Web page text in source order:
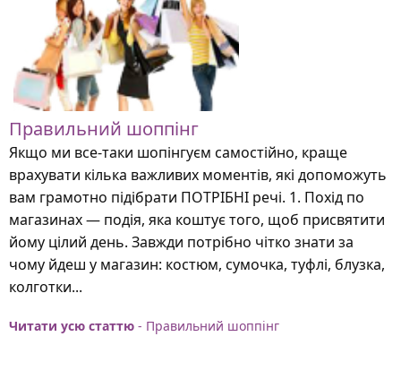
Правильний шоппінг
Якщо ми все-таки шопінгуєм самостійно, краще
врахувати кілька важливих моментів, які допоможуть
вам грамотно підібрати ПОТРІБНІ речі. 1. Похід по
магазинах — подія, яка коштує того, щоб присвятити
йому цілий день. Завжди потрібно чітко знати за
чому йдеш у магазин: костюм, сумочка, туфлі, блузка,
колготки...
Читати усю статтю - Правильний шоппінг